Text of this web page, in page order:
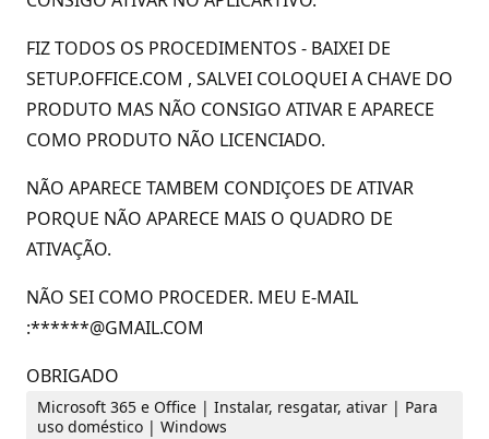
FIZ TODOS OS PROCEDIMENTOS - BAIXEI DE
SETUP.OFFICE.COM , SALVEI COLOQUEI A CHAVE DO
PRODUTO MAS NÃO CONSIGO ATIVAR E APARECE
COMO PRODUTO NÃO LICENCIADO.
NÃO APARECE TAMBEM CONDIÇOES DE ATIVAR
PORQUE NÃO APARECE MAIS O QUADRO DE
ATIVAÇÃO.
NÃO SEI COMO PROCEDER. MEU E-MAIL
:******@GMAIL.COM
OBRIGADO
Microsoft 365 e Office | Instalar, resgatar, ativar | Para
uso doméstico | Windows